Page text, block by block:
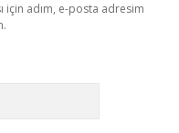
için adım, e-posta adresim